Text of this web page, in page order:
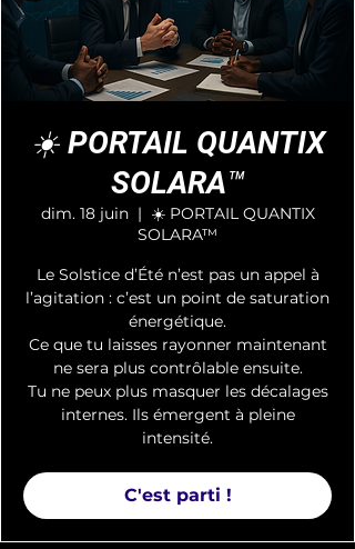
☀️ PORTAIL QUANTIX
SOLARA™
dim. 18 juin
  |
☀️ PORTAIL QUANTIX
SOLARA™
Le Solstice d’Été n’est pas un appel à
l’agitation : c’est un point de saturation
énergétique.
Ce que tu laisses rayonner maintenant
ne sera plus contrôlable ensuite.
Tu ne peux plus masquer les décalages
internes. Ils émergent à pleine
intensité.
C'est parti !